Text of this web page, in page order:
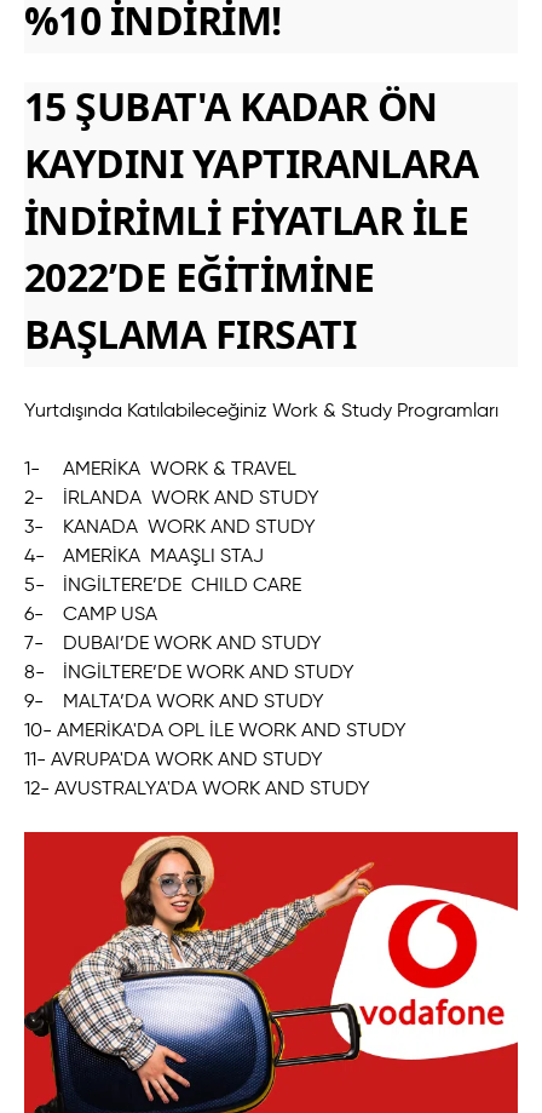
%10 İNDİRİM!
15 ŞUBAT'A KADAR ÖN
KAYDINI YAPTIRANLARA
İNDİRİMLİ FİYATLAR İLE
2022’DE EĞİTİMİNE
BAŞLAMA FIRSATI
Yurtdışında Katılabileceğiniz Work & Study Programları
1-
AMERİKA WORK & TRAVEL
2-
İRLANDA WORK AND STUDY
3-
KANADA WORK AND STUDY
4-
AMERİKA MAAŞLI STAJ
5-
İNGİLTERE’DE CHILD CARE
6-
CAMP USA
7-
DUBAI’DE WORK AND STUDY
8-
İNGİLTERE’DE WORK AND STUDY
9-
MALTA’DA WORK AND STUDY
10- AMERİKA'DA OPL İLE WORK AND STUDY
11- AVRUPA'DA WORK AND STUDY
12- AVUSTRALYA'DA WORK AND STUDY